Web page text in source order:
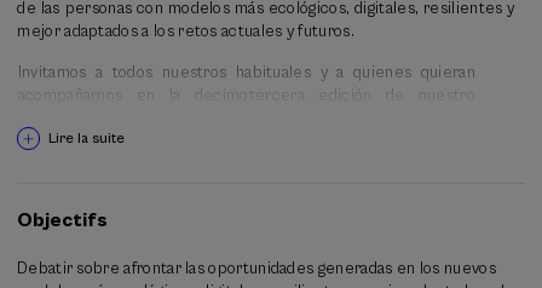
de las personas con modelos más ecológicos, digitales, resilientes y
mejor adaptados a los retos actuales y futuros.
Invitamos a todos nuestros habituales y a quienes quieran
acompañarnos en la decimotercera edición de nuestro
ediciones y dada su faceta académica,
Desde la edición EESAP8/CICA1, el congreso amplía el ámbito de la
construcción y se abre al mundo empresarial, con el que se vincula
Lire la suite
Objectifs
Debatir sobre afrontar las oportunidades generadas en los nuevos